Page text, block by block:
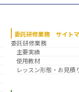
委託研修業務 サイト
委託研修業務
主要実績
使用教材
レッスン形態・お見積